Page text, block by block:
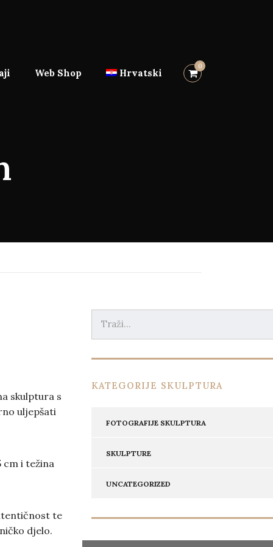
Web Shop Hrvatski
0
skulptura s
uljepšati
cm i težina
te
djelo.
KATEGORIJE SKULPTURA
FOTOGRAFIJE SKULPTURA
SKULPTURE
UNCATEGORIZED